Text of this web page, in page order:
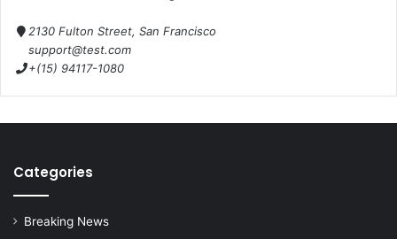
2130 Fulton Street, San Francisco
support@test.com
+(15) 94117-1080
Categories
Breaking News